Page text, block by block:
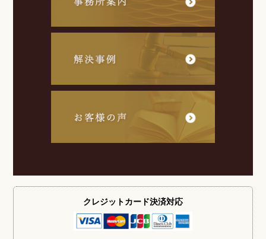
クレジットカード決済対応